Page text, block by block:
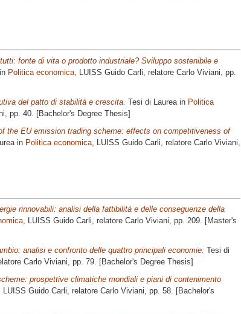
fonte di vita o prodotto industriale? Sviluppo sostenibile e
Politica economica, LUISS Guido Carli, relatore Carlo Viviani, pp.
del patto di stabilità e crescita. Tesi di Laurea in Politica
, pp. 40. [Bachelor's Degree Thesis]
the EU emission trading scheme: effects on competitiveness of
in Politica economica, LUISS Guido Carli, relatore Carlo Viviani,
rinnovabili: analisi della fattibilità e delle conseguenze della
, LUISS Guido Carli, relatore Carlo Viviani, pp. 209. [Master's
analisi e confronto delle quattro principali economie. Tesi di
Carlo Viviani , pp. 79. [Bachelor's Degree Thesis]
prospettive climatiche mondiali e piani di contenimento
LUISS Guido Carli, relatore Carlo Viviani, pp. 58. [Bachelor's